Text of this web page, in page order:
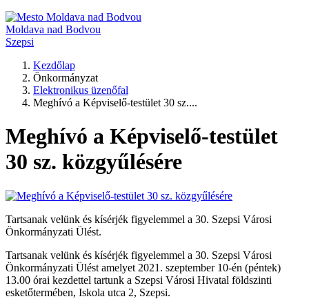
Moldava nad Bodvou
Szepsi
Kezdőlap
Önkormányzat
Elektronikus üzenőfal
Meghívó a Képviselő-testület 30 sz....
Meghívó a Képviselő-testület
30 sz. közgyűlésére
Tartsanak velünk és kísérjék figyelemmel a 30. Szepsi Városi
Önkormányzati Ülést.
Tartsanak velünk és kísérjék figyelemmel a 30. Szepsi Városi
Önkormányzati Ülést amelyet 2021. szeptember 10-én (péntek)
13.00 órai kezdettel tartunk a Szepsi Városi Hivatal földszinti
esketőtermében, Iskola utca 2, Szepsi.